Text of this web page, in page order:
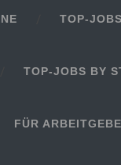
TOP-
TOP-JOBS BY
FÜR